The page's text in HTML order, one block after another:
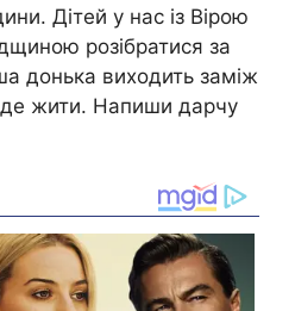
Дітей у нас із Вірою
розібратися за
донька виходить заміж
де жити. Напиши дарчу